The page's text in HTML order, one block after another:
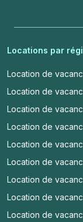
Locations par
Location de
Location de
Location de
Location de
Location de
Location de
Location de
Location de
Location de